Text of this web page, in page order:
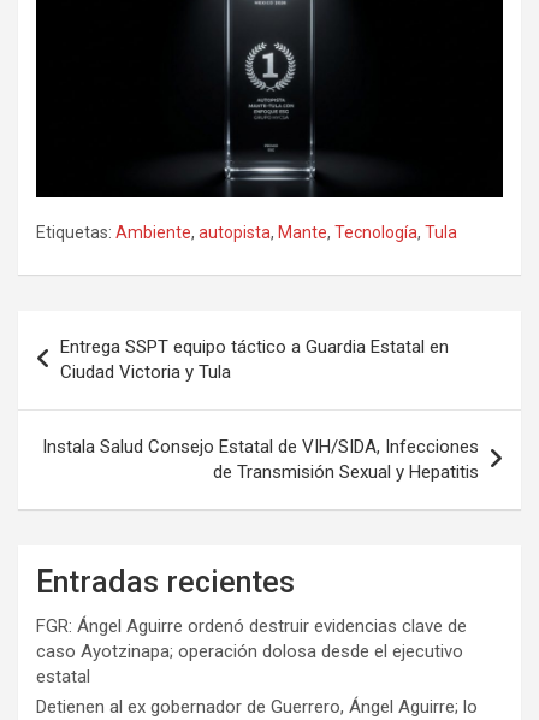
Etiquetas: Ambiente, autopista, Mante, Tecnología, Tula
de
entradas
Entrega SSPT equipo táctico a Guardia Estatal en
Ciudad Victoria y Tula
Instala Salud Consejo Estatal de VIH/SIDA, Infecciones
de Transmisión Sexual y Hepatitis
Entradas recientes
FGR: Ángel Aguirre ordenó destruir evidencias clave de
caso Ayotzinapa; operación dolosa desde el ejecutivo
estatal
Detienen al ex gobernador de Guerrero, Ángel Aguirre; lo